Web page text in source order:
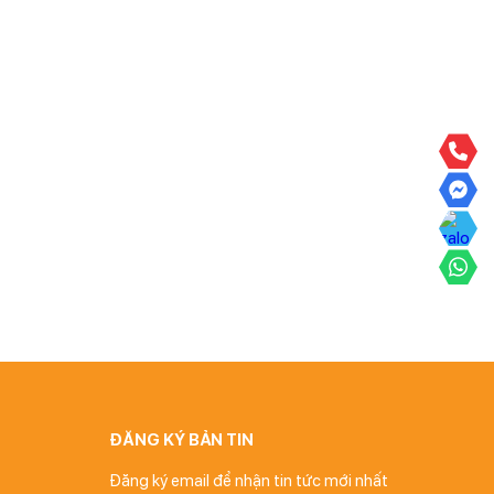
ĐĂNG KÝ BẢN TIN
Đăng ký email để nhận tin tức mới nhất